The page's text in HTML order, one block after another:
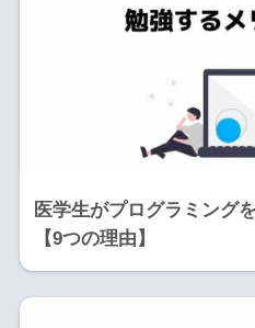
医学生がプログラミング
【9つの理由】